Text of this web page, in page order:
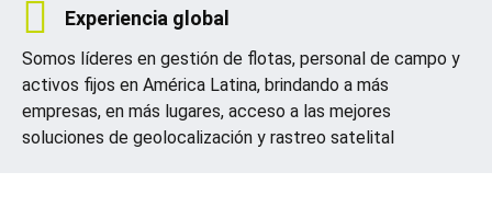
Experiencia global
Somos líderes en gestión de flotas, personal de campo y
activos fijos en América Latina, brindando a más
empresas, en más lugares, acceso a las mejores
soluciones de geolocalización y rastreo satelital